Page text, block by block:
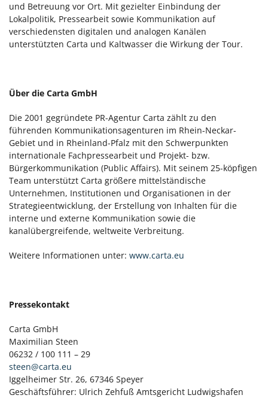
und Betreuung vor Ort. Mit gezielter Einbindung der
Lokalpolitik, Pressearbeit sowie Kommunikation auf
verschiedensten digitalen und analogen Kanälen
unterstützten Carta und Kaltwasser die Wirkung der Tour.
Über die Carta GmbH
Die 2001 gegründete PR-Agentur Carta zählt zu den
führenden Kommunikationsagenturen im Rhein-Neckar-
Gebiet und in Rheinland-Pfalz mit den Schwerpunkten
internationale Fachpressearbeit und Projekt- bzw.
Bürgerkommunikation (Public Affairs). Mit seinem 25-köpfigen
Team unterstützt Carta größere mittelständische
Unternehmen, Institutionen und Organisationen in der
Strategieentwicklung, der Erstellung von Inhalten für die
interne und externe Kommunikation sowie die
kanalübergreifende, weltweite Verbreitung.
Weitere Informationen unter: www.carta.eu
Pressekontakt
Carta GmbH
Maximilian Steen
06232 / 100 111 – 29
steen@carta.eu
Iggelheimer Str. 26, 67346 Speyer
Geschäftsführer: Ulrich Zehfuß Amtsgericht Ludwigshafen